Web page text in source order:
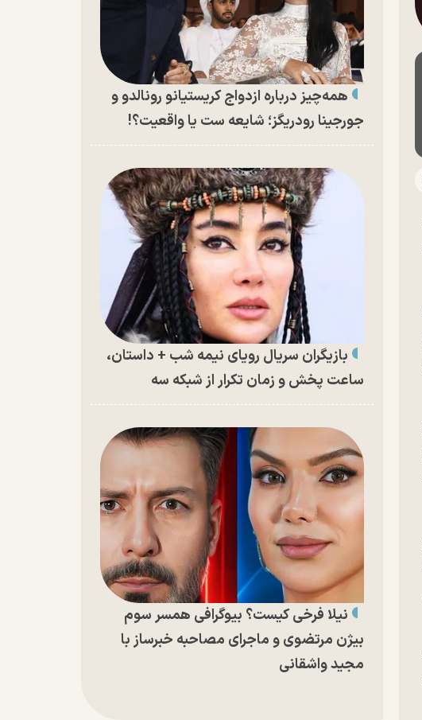
همه‌چیز درباره ازدواج کریستیانو رونالدو و
جورجینا رودریگز؛ شایعه ست یا واقعیت؟!
بازیگران سریال رویای نیمه شب + داستان،
ساعت پخش و زمان تکرار از شبکه سه
نیلا فرخی کیست؟ بیوگرافی همسر سوم
بیژن مرتضوی و ماجرای مصاحبه خبرساز با
مجید واشقانی